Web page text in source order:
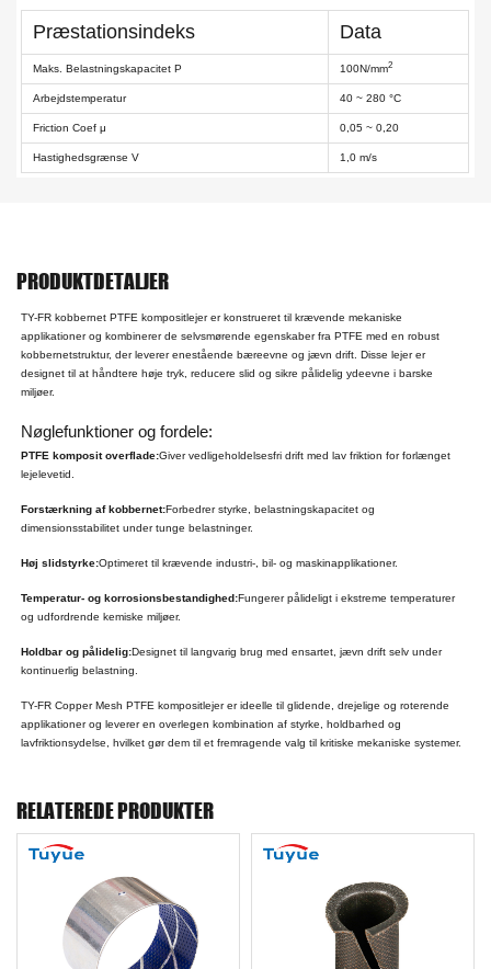
Præstationsindeks Data
Maks. Belastningskapacitet P 100N/mm2
Arbejdstemperatur 40 ~ 280 °C
Friction Coef μ 0,05 ~ 0,20
Hastighedsgrænse V 1,0 m/s
PRODUKTDETALJER
TY-FR kobbernet PTFE kompositlejer er konstrueret til krævende mekaniske
applikationer og kombinerer de selvsmørende egenskaber fra PTFE med en robust
kobbernetstruktur, der leverer enestående bæreevne og jævn drift. Disse lejer er
designet til at håndtere høje tryk, reducere slid og sikre pålidelig ydeevne i barske
miljøer.
Nøglefunktioner og fordele:
PTFE komposit overflade:Giver vedligeholdelsesfri drift med lav friktion for forlænget
lejelevetid.
Forstærkning af kobbernet:Forbedrer styrke, belastningskapacitet og
dimensionsstabilitet under tunge belastninger.
Høj slidstyrke:Optimeret til krævende industri-, bil- og maskinapplikationer.
Temperatur- og korrosionsbestandighed:Fungerer pålideligt i ekstreme temperaturer
og udfordrende kemiske miljøer.
Holdbar og pålidelig:Designet til langvarig brug med ensartet, jævn drift selv under
kontinuerlig belastning.
TY-FR Copper Mesh PTFE kompositlejer er ideelle til glidende, drejelige og roterende
applikationer og leverer en overlegen kombination af styrke, holdbarhed og
lavfriktionsydelse, hvilket gør dem til et fremragende valg til kritiske mekaniske systemer.
RELATEREDE PRODUKTER